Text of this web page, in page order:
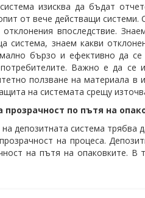
изисква да бъдат
от вече действащи системи.
впоследствие.
система, знаем какви
бързо и ефективно да
Важно е да се
ползване на материала
на системата срещу
по пътя на
депозитната система трябва
на процеса.
на пътя на опаковките. В